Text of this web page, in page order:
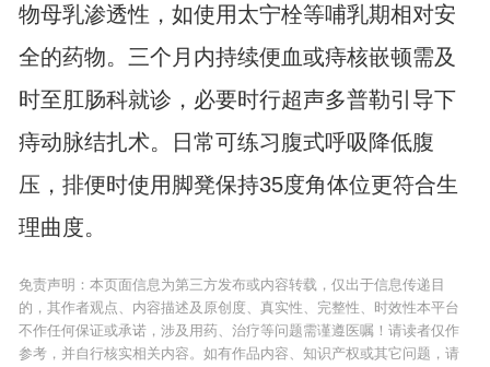
物母乳渗透性，如使用太宁栓等哺乳期相对安
全的药物。三个月内持续便血或痔核嵌顿需及
时至肛肠科就诊，必要时行超声多普勒引导下
痔动脉结扎术。日常可练习腹式呼吸降低腹
压，排便时使用脚凳保持35度角体位更符合生
理曲度。
免责声明：本页面信息为第三方发布或内容转载，仅出于信息传递目
的，其作者观点、内容描述及原创度、真实性、完整性、时效性本平台
不作任何保证或承诺，涉及用药、治疗等问题需谨遵医嘱！请读者仅作
参考，并自行核实相关内容。如有作品内容、知识产权或其它问题，请